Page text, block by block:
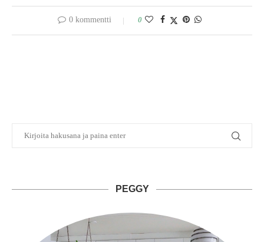
0 kommentti 0
PEGGY